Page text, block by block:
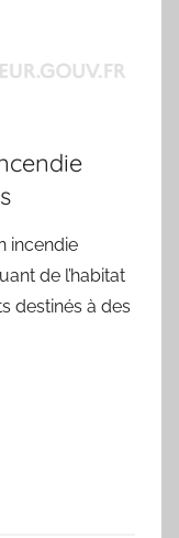
incendie
de l’habitat
destinés à des